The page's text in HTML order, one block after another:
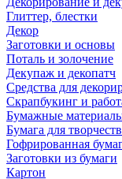
Глиттер, блестки
Декор
Заготовки и основы
Поталь и золочение
Декупаж и декопатч
Средства для
Скрапбукинг и
Бумажные
Бумага для
Гофрированная
Заготовки из бумаги
Картон